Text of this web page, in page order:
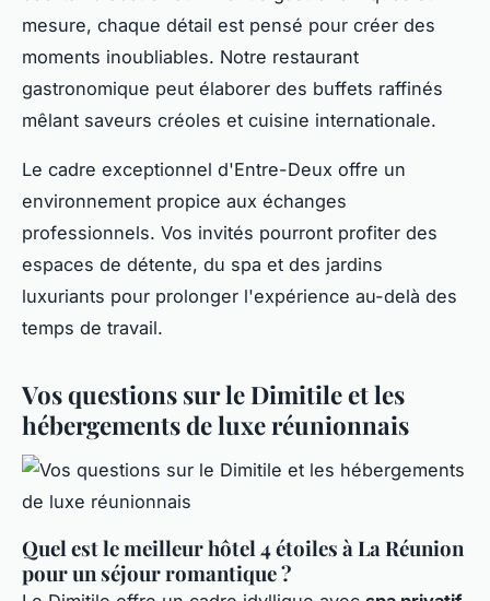
mesure, chaque détail est pensé pour créer des
moments inoubliables. Notre restaurant
gastronomique peut élaborer des buffets raffinés
mêlant saveurs créoles et cuisine internationale.
Le cadre exceptionnel d'Entre-Deux offre un
environnement propice aux échanges
professionnels. Vos invités pourront profiter des
espaces de détente, du spa et des jardins
luxuriants pour prolonger l'expérience au-delà des
temps de travail.
Vos questions sur le Dimitile et les
hébergements de luxe réunionnais
Quel est le meilleur hôtel 4 étoiles à La Réunion
pour un séjour romantique ?